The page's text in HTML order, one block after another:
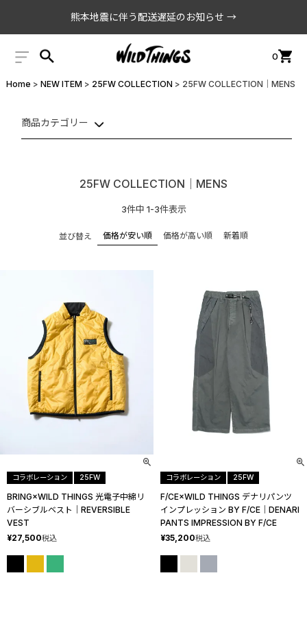
熊本地震に伴う配送遅延のお知らせ →
0
Home NEW ITEM 25FW COLLECTION 25FW COLLECTION│MENS
商品カテゴリー
25FW COLLECTION│MENS
並び替え 価格が安い順 価格が高い順 新着順
3件中 1-3件表示
BRING×WILD THINGS 光電子中綿リ
バーシブルベスト│REVERSIBLE
VEST
コラボレーション 25FW
¥27,500税込
F/CE×WILD THINGS デナリパンツ
インプレッション BY F/CE│DENARI
PANTS IMPRESSION BY F/CE
コラボレーション 25FW
¥35,200税込